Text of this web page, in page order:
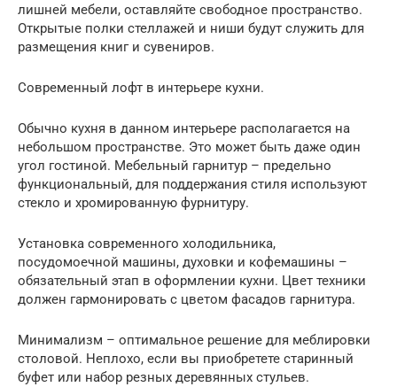
лишней мебели, оставляйте свободное пространство.
Открытые полки стеллажей и ниши будут служить для
размещения книг и сувениров.
Современный лофт в интерьере кухни.
Обычно кухня в данном интерьере располагается на
небольшом пространстве. Это может быть даже один
угол гостиной. Мебельный гарнитур – предельно
функциональный, для поддержания стиля используют
стекло и хромированную фурнитуру.
Установка современного холодильника,
посудомоечной машины, духовки и кофемашины –
обязательный этап в оформлении кухни. Цвет техники
должен гармонировать с цветом фасадов гарнитура.
Минимализм – оптимальное решение для меблировки
столовой. Неплохо, если вы приобретете старинный
буфет или набор резных деревянных стульев.